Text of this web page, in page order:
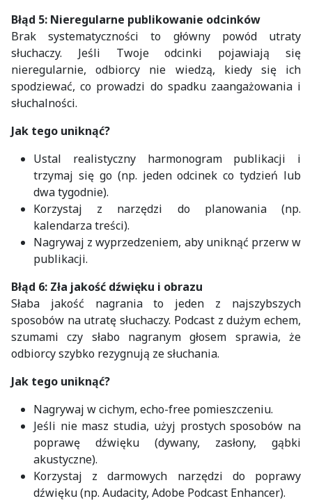
Błąd 5: Nieregularne publikowanie odcinków
Brak systematyczności to główny powód utraty
słuchaczy. Jeśli Twoje odcinki pojawiają się
nieregularnie, odbiorcy nie wiedzą, kiedy się ich
spodziewać, co prowadzi do spadku zaangażowania i
słuchalności.
Jak tego uniknąć?
Ustal realistyczny harmonogram publikacji i
trzymaj się go (np. jeden odcinek co tydzień lub
dwa tygodnie).
Korzystaj z narzędzi do planowania (np.
kalendarza treści).
Nagrywaj z wyprzedzeniem, aby uniknąć przerw w
publikacji.
Błąd 6: Zła jakość dźwięku i obrazu
Słaba jakość nagrania to jeden z najszybszych
sposobów na utratę słuchaczy. Podcast z dużym echem,
szumami czy słabo nagranym głosem sprawia, że
odbiorcy szybko rezygnują ze słuchania.
Jak tego uniknąć?
Nagrywaj w cichym, echo-free pomieszczeniu.
Jeśli nie masz studia, użyj prostych sposobów na
poprawę dźwięku (dywany, zasłony, gąbki
akustyczne).
Korzystaj z darmowych narzędzi do poprawy
dźwięku (np. Audacity, Adobe Podcast Enhancer).